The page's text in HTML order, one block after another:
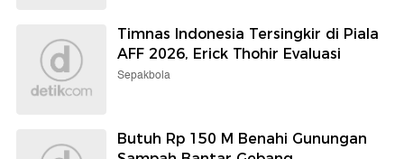
Timnas Indonesia Tersingkir di Piala
AFF 2026, Erick Thohir Evaluasi
Sepakbola
Butuh Rp 150 M Benahi Gunungan